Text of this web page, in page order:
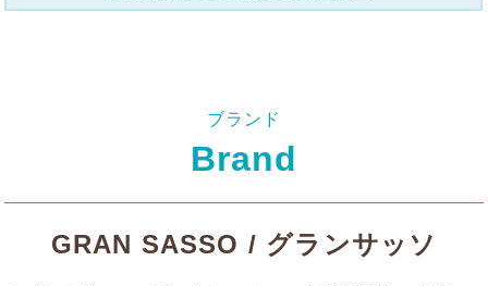
ブランド
Brand
GRAN SASSO / グランサッソ